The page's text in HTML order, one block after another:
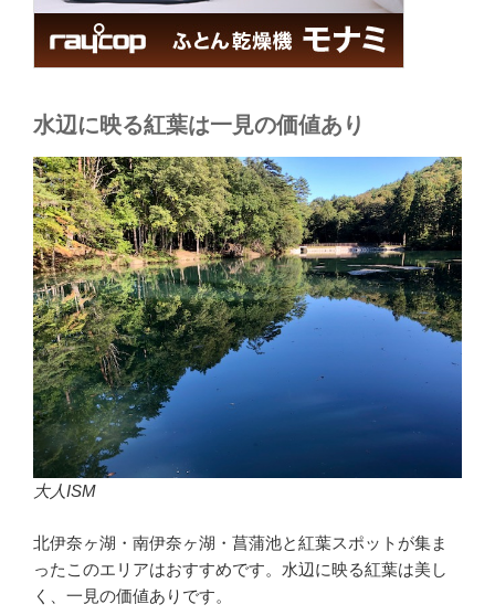
水辺に映る紅葉は一見の価値あり
大人ISM
北伊奈ヶ湖・南伊奈ヶ湖・菖蒲池と紅葉スポットが集ま
ったこのエリアはおすすめです。水辺に映る紅葉は美し
く、一見の価値ありです。